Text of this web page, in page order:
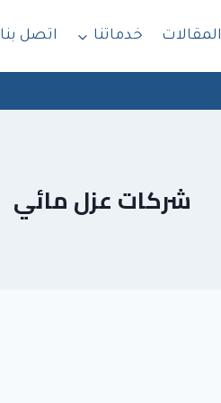
المقالات خدماتنا اتصل بنا
شركات عزل مائي